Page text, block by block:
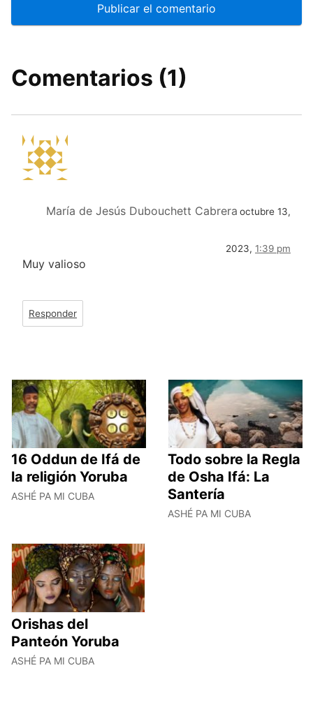
Comentarios (1)
María de Jesús Dubouchett Cabrera octubre 13,
2023, 1:39 pm
Muy valioso
Responder
16 Oddun de Ifá de
la religión Yoruba
ASHÉ PA MI CUBA
Todo sobre la Regla
de Osha Ifá: La
Santería
ASHÉ PA MI CUBA
Orishas del
Panteón Yoruba
ASHÉ PA MI CUBA